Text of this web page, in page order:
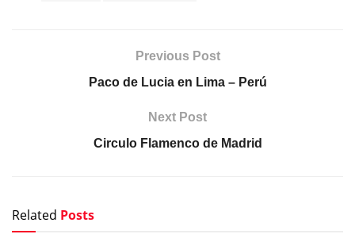
Previous Post
Paco de Lucia en Lima – Perú
Next Post
Circulo Flamenco de Madrid
Related Posts